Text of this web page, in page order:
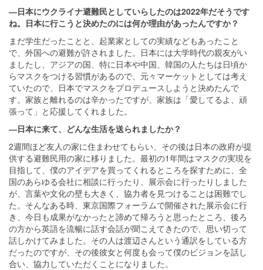
―日本にウクライナ避難民としていらしたのは2022年だそうです
ね。日本に行こうと決めたのには何か理由があったんですか？
まだ学生だったことと、起業家としての実績などもあったこと
で、外国への避難が許されました。日本には大学時代の親友がい
ましたし、アジアの国、特に日本や中国、韓国の人たちは日頃か
らマスクをつける習慣があるので、元々マーケットとしては考え
ていたので、日本でマスクをプロデュースしようと決めたんで
す。家族と離れるのは辛かったですが、家族は「愛してるよ、頑
張って」と応援してくれました。
―日本に来て、どんな生活を送られましたか？
2週間ほど友人の家に住まわせてもらい、その後は日本の政府が提
供する避難民用の家に移りました。最初の1年間はマスクの実現を
目指して、僕のアイデアを買ってくれるところを探すために、全
国のあらゆる会社に相談に行ったり、展示会に行ったりしました
が、言葉や文化の壁も大きく、協力者を見つけることは困難でし
た。そんなある時、東京国際フォーラムで開催された展示会に行
き、今日も成果がなかったと諦めて帰ろうと思ったところ、後ろ
の方から英語を流暢に話す会話が聞こえてきたので、思い切って
話しかけてみました。その人は渡辺さんという通訳をしている方
だったのですが、その後彼女と何度も会って僕のビジョンを話し
合い、協力していただくことになりました。